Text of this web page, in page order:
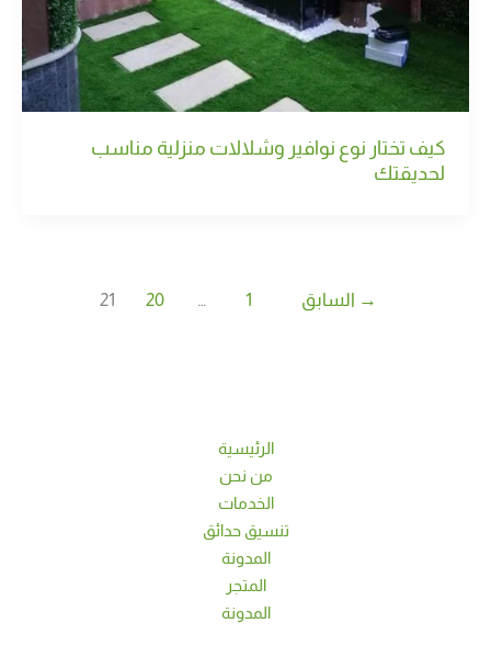
كيف تختار نوع نوافير وشلالات منزلية مناسب
لحديقتك
→ السابق 1
…
20
21
الرئيسية
من نحن
الخدمات
تنسيق حدائق
المدونة
المتجر
المدونة